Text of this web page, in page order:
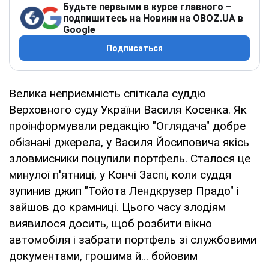
Будьте первыми в курсе главного –
подпишитесь на Новини на OBOZ.UA в
Google
Подписаться
Велика неприємність спіткала суддю
Верховного суду України Василя Косенка. Як
проінформували редакцію "Оглядача" добре
обізнані джерела, у Василя Йосиповича якісь
зловмисники поцупили портфель. Сталося це
минулої п'ятниці, у Кончі Заспі, коли суддя
зупинив джип "Тойота Лендкрузер Прадо" і
зайшов до крамниці. Цього часу злодіям
виявилося досить, щоб розбити вікно
автомобіля і забрати портфель зі службовими
документами, грошима й… бойовим